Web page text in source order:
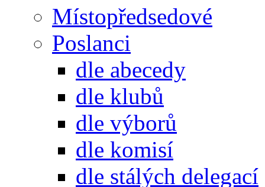
Místopředsedové
Poslanci
dle abecedy
dle klubů
dle výborů
dle komisí
dle stálých delegací